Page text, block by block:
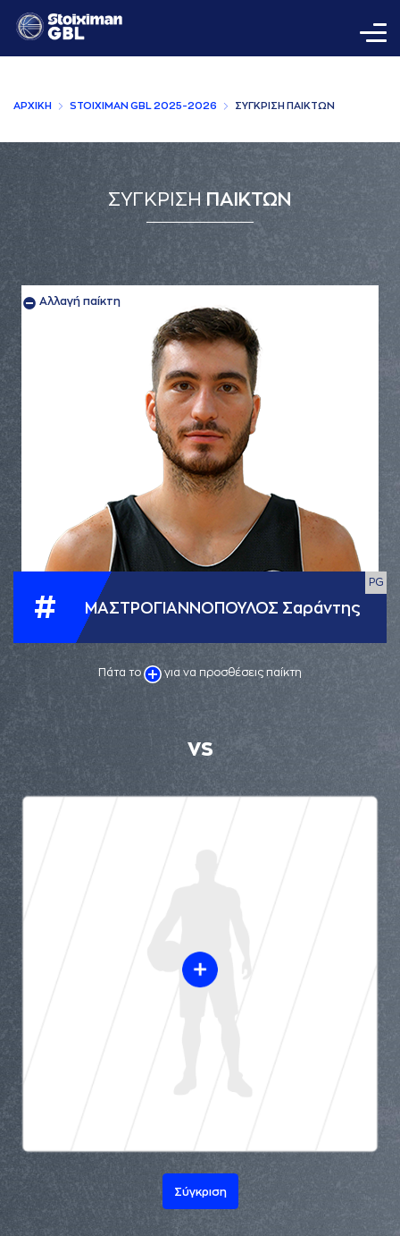
AΡΧΙΚΗ STOIXIMAN GBL 2025-2026 ΣΥΓΚΡΙΣΗ ΠAΙΚΤΩΝ
ΣΥΓΚΡΙΣΗ ΠΑΙΚΤΩΝ
# ΜΑΣΤΡΟΓΙΑΝΝΟΠΟΥΛΟΣ Σαράντης
PG
Αλλαγή παίκτη
Πάτα το για να προσθέσεις παίκτη
VS
Σύγκριση